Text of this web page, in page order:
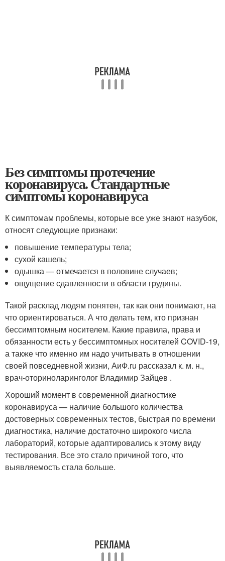
Без симптомы протечение
коронавируса. Стандартные
симптомы коронавируса
К симптомам проблемы, которые все уже знают назубок,
относят следующие признаки:
повышение температуры тела;
сухой кашель;
одышка — отмечается в половине случаев;
ощущение сдавленности в области грудины.
Такой расклад людям понятен, так как они понимают, на
что ориентироваться. А что делать тем, кто признан
бессимптомным носителем. Какие правила, права и
обязанности есть у бессимптомных носителей COVID-19,
а также что именно им надо учитывать в отношении
своей повседневной жизни, АиФ.ru рассказал к. м. н.,
врач-оториноларинголог Владимир Зайцев .
Хороший момент в современной диагностике
коронавируса — наличие большого количества
достоверных современных тестов, быстрая по времени
диагностика, наличие достаточно широкого числа
лабораторий, которые адаптировались к этому виду
тестирования. Все это стало причиной того, что
выявляемость стала больше.